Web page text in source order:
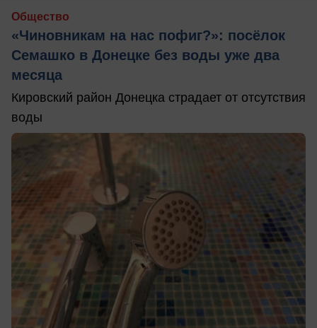
Общество
«Чиновникам на нас пофиг?»: посёлок
Семашко в Донецке без воды уже два
месяца
Кировский район Донецка страдает от отсутствия
воды